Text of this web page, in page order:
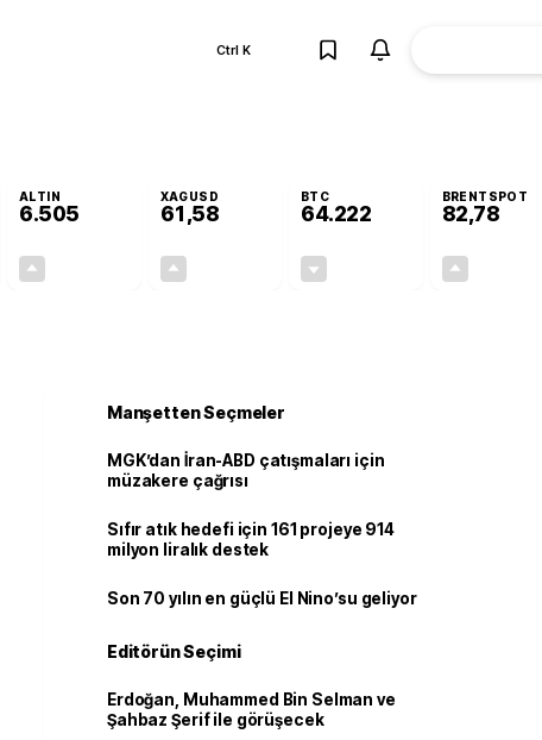
Ctrl K
ALTIN
6.505
XAGUSD
61,58
BTC
64.222
BRENTSPOT
82,78
Manşetten Seçmeler
MGK’dan İran-ABD çatışmaları için
müzakere çağrısı
Sıfır atık hedefi için 161 projeye 914
milyon liralık destek
Son 70 yılın en güçlü El Nino’su geliyor
Editörün Seçimi
Erdoğan, Muhammed Bin Selman ve
Şahbaz Şerif ile görüşecek